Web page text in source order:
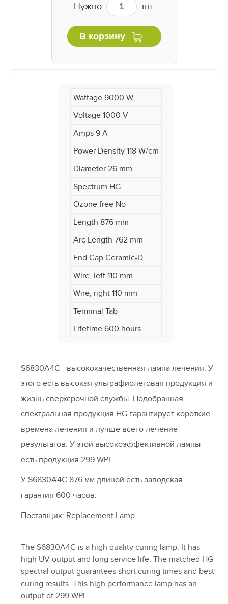
Нужно шт.
В корзину
Wattage 9000 W
Voltage 1000 V
Amps 9 A
Power Density 118 W/cm
Diameter 26 mm
Spectrum HG
Ozone free No
Length 876 mm
Arc Length 762 mm
End Cap Ceramic-D
Wire, left 110 mm
Wire, right 110 mm
Terminal Tab
Lifetime 600 hours
S6830A4C - высококачественная лампа лечения. У
этого есть высокая ультрафиолетовая продукция и
жизнь сверхсрочной службы. Подобранная
спектральная продукция HG гарантирует короткие
времена лечения и лучше всего лечение
результатов. У этой высокоэффективной лампы
есть продукция 299 WPI.
У S6830A4C 876 мм длиной есть заводская
гарантия 600 часов.
Поставщик: Replacement Lamp
The S6830A4C is a high quality curing lamp. It has
high UV output and long service life. The matched HG
spectral output guarantees short curing times and best
curing results. This high performance lamp has an
output of 299 WPI.